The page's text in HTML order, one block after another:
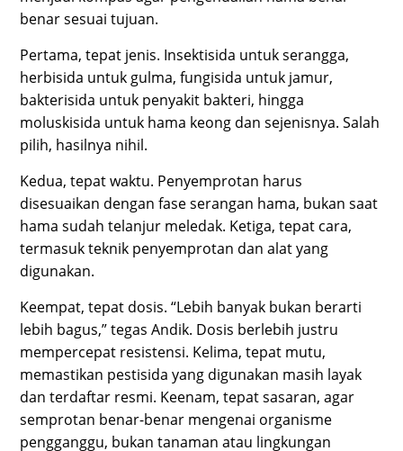
benar sesuai tujuan.
Pertama, tepat jenis. Insektisida untuk serangga,
herbisida untuk gulma, fungisida untuk jamur,
bakterisida untuk penyakit bakteri, hingga
moluskisida untuk hama keong dan sejenisnya. Salah
pilih, hasilnya nihil.
Kedua, tepat waktu. Penyemprotan harus
disesuaikan dengan fase serangan hama, bukan saat
hama sudah telanjur meledak. Ketiga, tepat cara,
termasuk teknik penyemprotan dan alat yang
digunakan.
Keempat, tepat dosis. “Lebih banyak bukan berarti
lebih bagus,” tegas Andik. Dosis berlebih justru
mempercepat resistensi. Kelima, tepat mutu,
memastikan pestisida yang digunakan masih layak
dan terdaftar resmi. Keenam, tepat sasaran, agar
semprotan benar-benar mengenai organisme
pengganggu, bukan tanaman atau lingkungan